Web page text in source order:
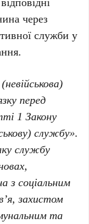
через
служби у
перед
1 Закону
службу».
службу
з соціальним
захистом
та